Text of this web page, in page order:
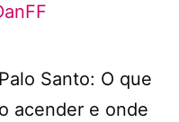
Santo: O que
acender e onde